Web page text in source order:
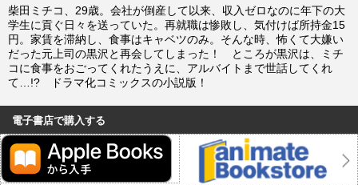
柴田ミチコ、29歳。会社が倒産して以来、収入ゼロなのに年下の大
学生に貢ぐ日々を送っていた。再就職は惨敗し、気付けば所持金15
円。家賃を滞納し、食事はキャベツのみ。そんな時、怖くて大嫌い
だった元上司の黒沢と再会してしまった！ ところが黒沢は、ミチ
コに食事をおごってくれたうえに、アルバイトまで世話してくれ
て…!? ドラマ化コミックスの小説版！
電子書店で購入する